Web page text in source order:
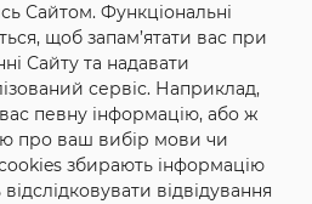
Сайтом. Функціональні
щоб запам’ятати вас при
Сайту та надавати
сервіс. Наприклад,
певну інформацію, або ж
про ваш вибір мови чи
збирають інформацію
відвідування